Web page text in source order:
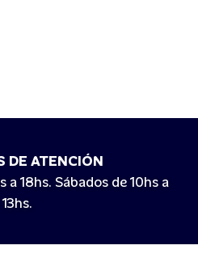
DE ATENCIÓN
a 18hs. Sábados de 10hs a
13hs.